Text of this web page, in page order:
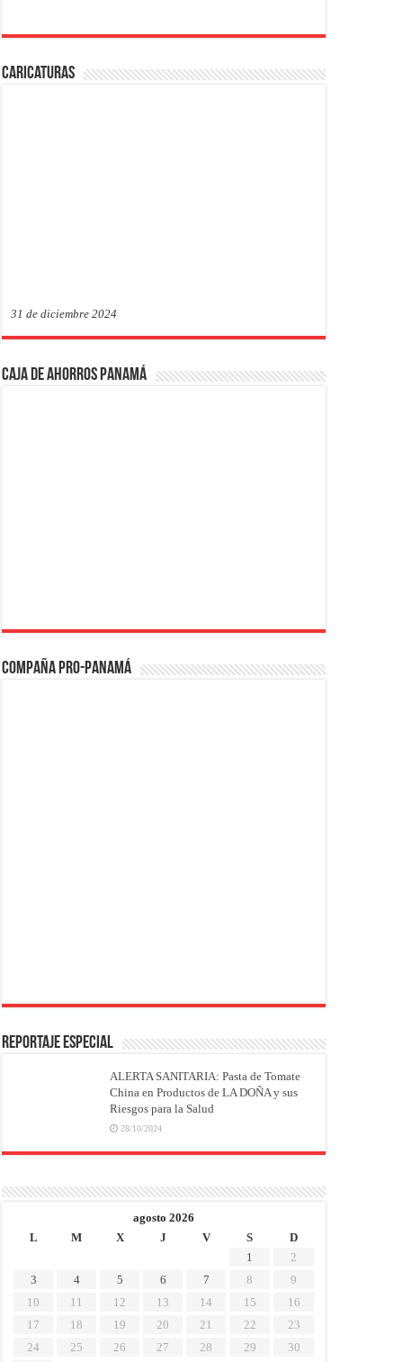
Caricaturas
31 de diciembre 2024
Caja de Ahorros Panamá
Compaña PRO-Panamá
REPORTAJE ESPECIAL
ALERTA SANITARIA: Pasta de Tomate
China en Productos de LA DOÑA y sus
Riesgos para la Salud
28/10/2024
agosto 2026
L
M X J V S
D
1
2
3
4 5 6 7 8
9
10
11 12 13 14 15
16
17
18 19 20 21 22
23
24
25 26 27 28 29 30